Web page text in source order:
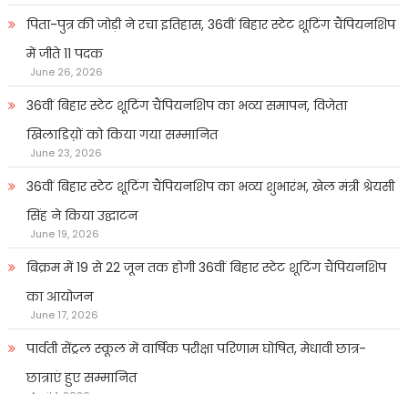
पिता-पुत्र की जोड़ी ने रचा इतिहास, 36वीं बिहार स्टेट शूटिंग चैंपियनशिप
में जीते 11 पदक
June 26, 2026
36वीं बिहार स्टेट शूटिंग चैंपियनशिप का भव्य समापन, विजेता
खिलाडिय़ों को किया गया सम्मानित
June 23, 2026
36वीं बिहार स्टेट शूटिंग चैंपियनशिप का भव्य शुभारंभ, खेल मंत्री श्रेयसी
सिंह ने किया उद्घाटन
June 19, 2026
बिक्रम में 19 से 22 जून तक होगी 36वीं बिहार स्टेट शूटिंग चैंपियनशिप
का आयोजन
June 17, 2026
पार्वती सेंट्रल स्कूल में वार्षिक परीक्षा परिणाम घोषित, मेधावी छात्र-
छात्राएं हुए सम्मानित